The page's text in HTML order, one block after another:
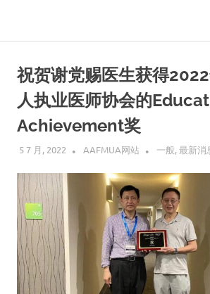
content
祝贺谢党赐医生获得
人执业医师协会的
Achievement奖
5 7 月, 2022 AAFMUA网站 一般,最新消